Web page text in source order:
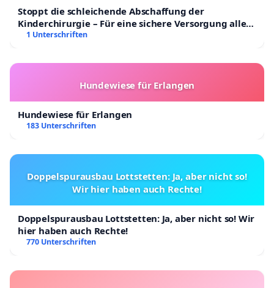
Stoppt die schleichende Abschaffung der
Kinderchirurgie – Für eine sichere Versorgung aller
Kinder in Deutschland
1 Unterschriften
Hundewiese für Erlangen
Hundewiese für Erlangen
183 Unterschriften
Doppelspurausbau Lottstetten: Ja, aber nicht so!
Wir hier haben auch Rechte!
Doppelspurausbau Lottstetten: Ja, aber nicht so! Wir
hier haben auch Rechte!
770 Unterschriften